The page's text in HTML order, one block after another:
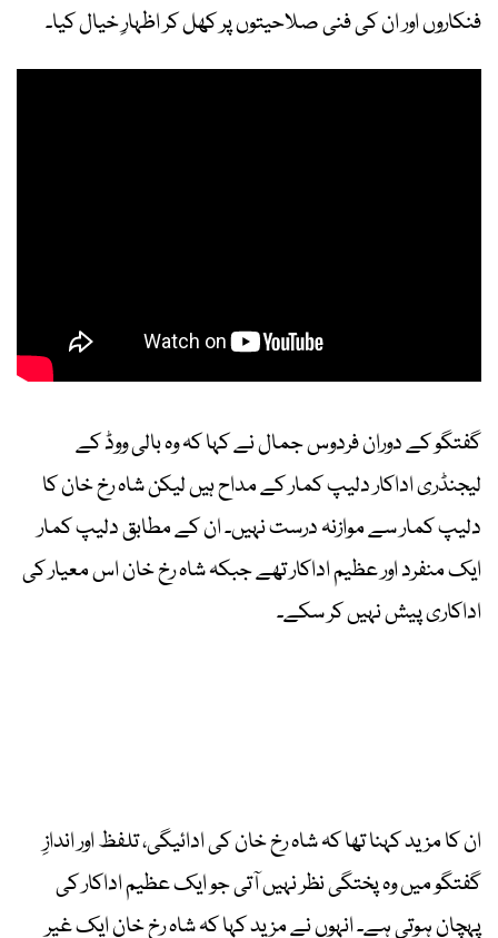
فنکاروں اور ان کی فنی صلاحیتوں پر کھل کر اظہارِ خیال کیا۔
گفتگو کے دوران فردوس جمال نے کہا کہ وہ بالی ووڈ کے
لیجنڈری اداکار دلیپ کمار کے مداح ہیں لیکن شاہ رخ خان کا
دلیپ کمار سے موازنہ درست نہیں۔ ان کے مطابق دلیپ کمار
ایک منفرد اور عظیم اداکار تھے جبکہ شاہ رخ خان اس معیار کی
اداکاری پیش نہیں کر سکے۔
ان کا مزید کہنا تھا کہ شاہ رخ خان کی ادائیگی، تلفظ اور اندازِ
گفتگو میں وہ پختگی نظر نہیں آتی جو ایک عظیم اداکار کی
پہچان ہوتی ہے۔ انہوں نے مزید کہا کہ شاہ رخ خان ایک غیر